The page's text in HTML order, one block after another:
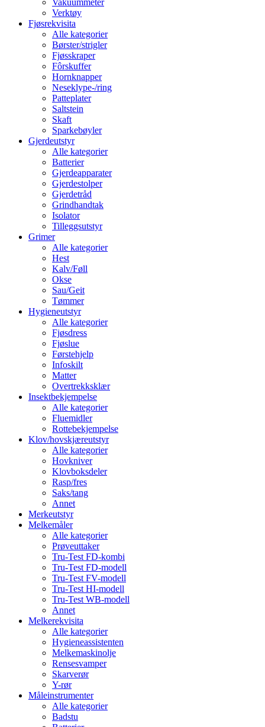
Vakuummeter
Verktøy
Fjøsrekvisita
Alle kategorier
Børster/strigler
Fjøsskraper
Fôrskuffer
Hornknapper
Neseklype-/ring
Patteplater
Saltstein
Skaft
Sparkebøyler
Gjerdeutstyr
Alle kategorier
Batterier
Gjerdeapparater
Gjerdestolper
Gjerdetråd
Grindhandtak
Isolator
Tilleggsutstyr
Grimer
Alle kategorier
Hest
Kalv/Føll
Okse
Sau/Geit
Tømmer
Hygieneutstyr
Alle kategorier
Fjøsdress
Fjøslue
Førstehjelp
Infoskilt
Matter
Overtrekksklær
Insektbekjempelse
Alle kategorier
Fluemidler
Rottebekjempelse
Klov/hovskjæreutstyr
Alle kategorier
Hovkniver
Klovboksdeler
Rasp/fres
Saks/tang
Annet
Merkeutstyr
Melkemåler
Alle kategorier
Prøveuttaker
Tru-Test FD-kombi
Tru-Test FD-modell
Tru-Test FV-modell
Tru-Test HI-modell
Tru-Test WB-modell
Annet
Melkerekvisita
Alle kategorier
Hygieneassistenten
Melkemaskinolje
Rensesvamper
Skarverør
Y-rør
Måleinstrumenter
Alle kategorier
Badstu